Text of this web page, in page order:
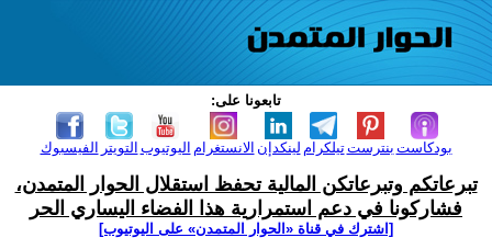
تابعونا على:
الفيسبوك التويتر اليوتيوب الانستغرام لينكدإن تيلكرامبنترست بودكاست
تبرعاتكم وتبرعاتكن المالية تحفظ استقلال الحوار المتمدن،
فشاركونا في دعم استمرارية هذا الفضاء اليساري الحر
[اشترك في قناة ‫«الحوار المتمدن» على اليوتيوب]